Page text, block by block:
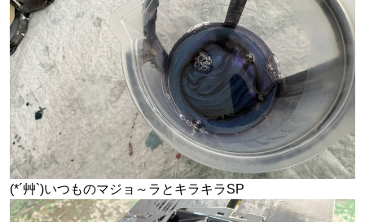
(*´艸`)いつものマジョ～ラとキラキラSP